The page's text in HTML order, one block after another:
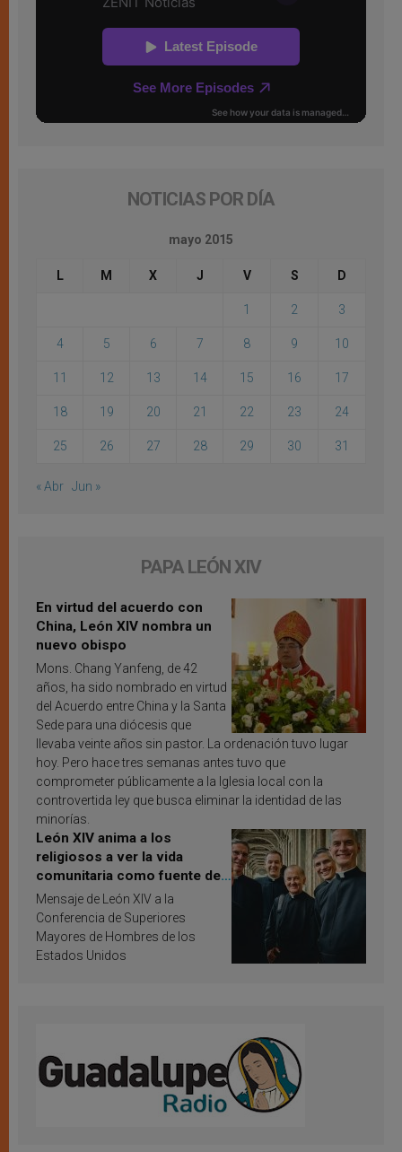
NOTICIAS POR DÍA
mayo 2015
L M X J V S D
1 2 3
4 5 6 7 8 9 10
11 12 13 14 15 16 17
18 19 20 21 22 23 24
25 26 27 28 29 30 31
« Abr Jun »
PAPA LEÓN XIV
En virtud del acuerdo con
China, León XIV nombra un
nuevo obispo
Mons. Chang Yanfeng, de 42
años, ha sido nombrado en virtud
del Acuerdo entre China y la Santa
Sede para una diócesis que
llevaba veinte años sin pastor. La ordenación tuvo lugar
hoy. Pero hace tres semanas antes tuvo que
comprometer públicamente a la Iglesia local con la
controvertida ley que busca eliminar la identidad de las
minorías.
León XIV anima a los
religiosos a ver la vida
comunitaria como fuente de
inspiración y santificación
Mensaje de León XIV a la
Conferencia de Superiores
Mayores de Hombres de los
Estados Unidos